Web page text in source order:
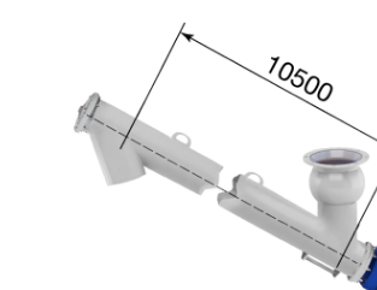
Дозаторы для бетонных заводов
Затворы для силосов и дозаторов
Промышленные фильтры и комплектующие
Авто и Ж/Д весы
Оборудование для производства ЖБИ